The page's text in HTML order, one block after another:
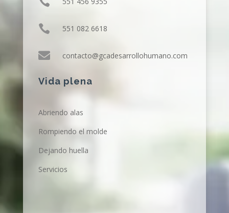
 551 082 6618
 contacto@gcadesarrollohumano.com
Vida plena
Abriendo alas
Rompiendo el molde
Dejando huella
Servicios